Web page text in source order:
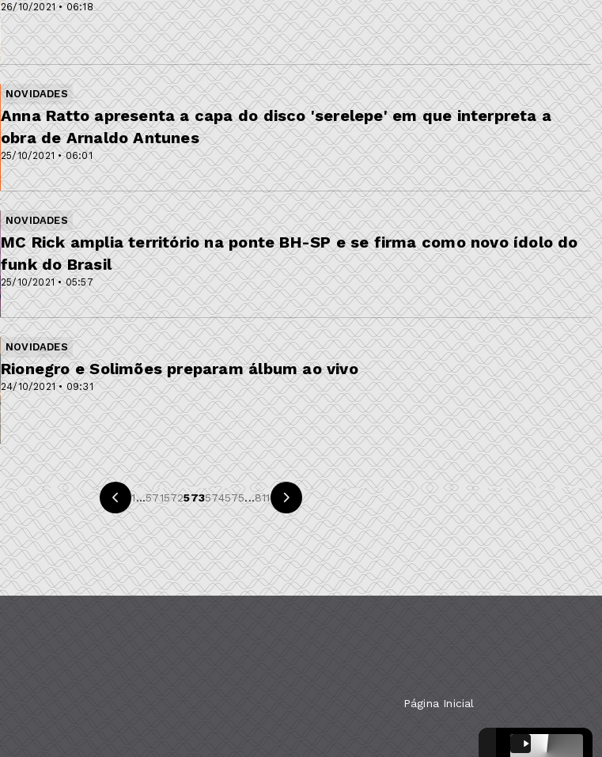
26/10/2021 • 06:18
NOVIDADES
25/10/2021 • 06:01
Anna Ratto apresenta a capa do disco 'serelepe' em que interpreta a
obra de Arnaldo Antunes
NOVIDADES
25/10/2021 • 05:57
MC Rick amplia território na ponte BH-SP e se firma como novo ídolo do
funk do Brasil
NOVIDADES
24/10/2021 • 09:31
Rionegro e Solimões preparam álbum ao vivo
1...571572573574575...811
Página Inicial